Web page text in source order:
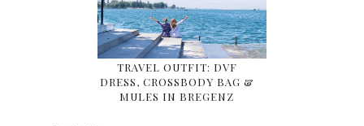
TRAVEL OUTFIT: DVF
DRESS, CROSSBODY BAG &
MULES IN BREGENZ